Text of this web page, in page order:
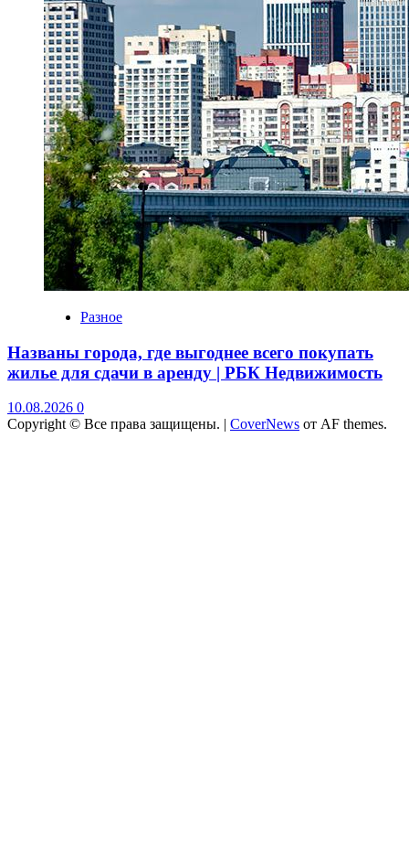
Разное
Названы города, где выгоднее всего покупать
жилье для сдачи в аренду | РБК Недвижимость
10.08.2026 0
Copyright © Все права защищены. | CoverNews от AF themes.